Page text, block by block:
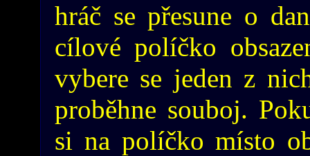
hráč se přesune o
cílové políčko
vybere se jeden z
proběhne souboj.
si na políčko místo